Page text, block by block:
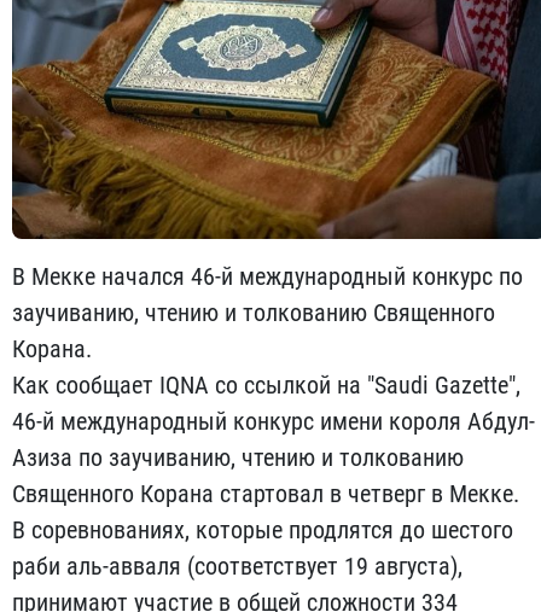
В Мекке начался 46-й международный конкурс по
заучиванию, чтению и толкованию Священного
Корана.
Как сообщает IQNA со ссылкой на "Saudi Gazette",
46-й международный конкурс имени короля Абдул-
Азиза по заучиванию, чтению и толкованию
Священного Корана стартовал в четверг в Мекке.
В соревнованиях, которые продлятся до шестого
раби аль-авваля (соответствует 19 августа),
принимают участие в общей сложности 334